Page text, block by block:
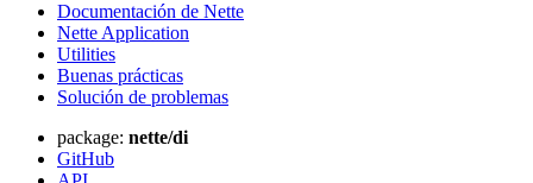
Documentación de Nette
Nette Application
Utilities
Buenas prácticas
Solución de problemas
package: nette/di
GitHub